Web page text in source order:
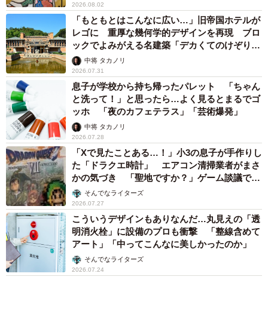
2026.08.02
「もともとはこんなに広い…」旧帝国ホテルが
レゴに 重厚な幾何学的デザインを再現 ブロ
ックでよみがえる名建築「デカくてのけぞりま
した」中将 タカノリ
2026.07.31
息子が学校から持ち帰ったパレット 「ちゃん
と洗って！」と思ったら…よく見るとまるでゴ
ッホ 「夜のカフェテラス」「芸術爆発」
中将 タカノリ
2026.07.28
「Xで見たことある…！」小3の息子が手作りし
た「ドラクエ時計」 エアコン清掃業者がまさ
かの気づき 「聖地ですか？」ゲーム談議で大
盛り上がり
そんでなライターズ
2026.07.27
こういうデザインもありなんだ…丸見えの「透
明消火栓」に設備のプロも衝撃 「整線含めて
アート」「中ってこんなに美しかったのか」
そんでなライターズ
2026.07.24